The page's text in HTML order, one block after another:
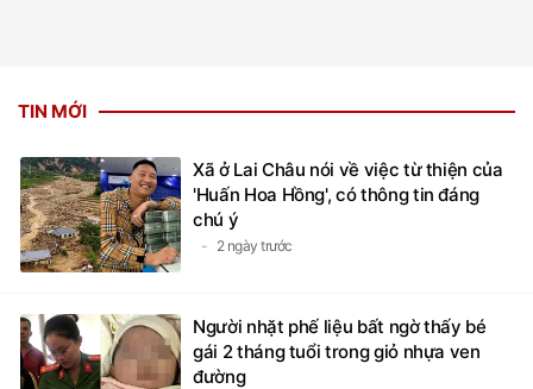
TIN MỚI
Xã ở Lai Châu nói về việc từ thiện của
'Huấn Hoa Hồng', có thông tin đáng
chú ý
2 ngày trước
Người nhặt phế liệu bất ngờ thấy bé
gái 2 tháng tuổi trong giỏ nhựa ven
đường